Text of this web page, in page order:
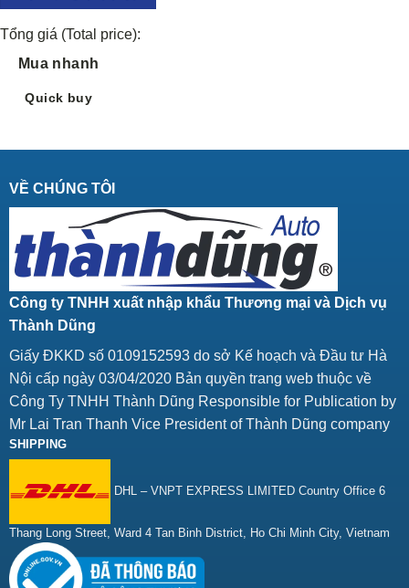
Tổng giá (Total price):
Mua nhanh
Quick buy
VỀ CHÚNG TÔI
Công ty TNHH xuất nhập khẩu Thương mại và Dịch vụ
Thành Dũng
Giấy ĐKKD số 0109152593 do sở Kế hoạch và Đầu tư Hà
Nội cấp ngày 03/04/2020 Bản quyền trang web thuộc về
Công Ty TNHH Thành Dũng Responsible for Publication by
Mr Lai Tran Thanh Vice President of Thành Dũng company
SHIPPING
DHL – VNPT EXPRESS LIMITED Country Office 6
Thang Long Street, Ward 4 Tan Binh District, Ho Chi Minh City, Vietnam